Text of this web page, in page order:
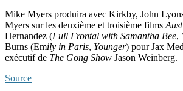
Mike Myers produira avec Kirkby, John
Myers sur les deuxième et troisième films
Hernandez (Full Frontal with Samantha Bee,
Burns (Emily in Paris, Younger) pour Jax
exécutif de The Gong Show Jason Weinberg.
Source